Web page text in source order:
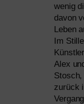
wenig
davon
Leben
Im
Alex
zurück